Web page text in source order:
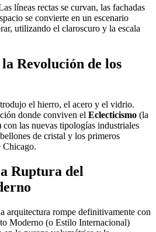
líneas rectas se curvan, las fachadas
se convierte en un escenario
utilizando el claroscuro y la escala
Revolución de los
el hierro, el acero y el vidrio.
donde conviven el Eclecticismo (la
las nuevas tipologías industriales
de cristal y los primeros
Chicago.
Ruptura del
rompe definitivamente con
Moderno (o Estilo Internacional)